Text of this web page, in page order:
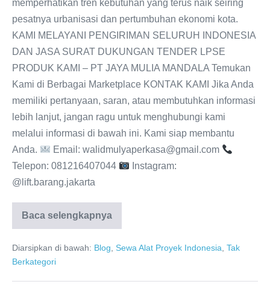
memperhatikan tren kebutuhan yang terus naik seiring
pesatnya urbanisasi dan pertumbuhan ekonomi kota.
KAMI MELAYANI PENGIRIMAN SELURUH INDONESIA
DAN JASA SURAT DUKUNGAN TENDER LPSE
PRODUK KAMI – PT JAYA MULIA MANDALA Temukan
Kami di Berbagai Marketplace KONTAK KAMI Jika Anda
memiliki pertanyaan, saran, atau membutuhkan informasi
lebih lanjut, jangan ragu untuk menghubungi kami
melalui informasi di bawah ini. Kami siap membantu
Anda.
Email: walidmulyaperkasa@gmail.com
Telepon: 081216407044
Instagram:
@lift.barang.jakarta
Baca selengkapnya
Diarsipkan di bawah: Blog, Sewa Alat Proyek Indonesia, Tak
Berkategori